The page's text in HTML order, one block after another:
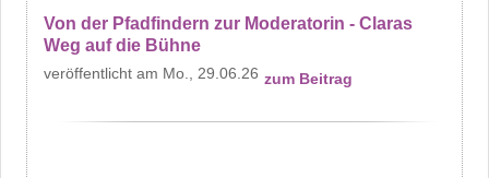
Von der Pfadfindern zur Moderatorin - Claras
Weg auf die Bühne
Mo., 29.06.26 zum Beitrag